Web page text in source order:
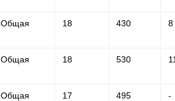
Общая 18 430 8
Общая 18 530
Общая 17 495 -